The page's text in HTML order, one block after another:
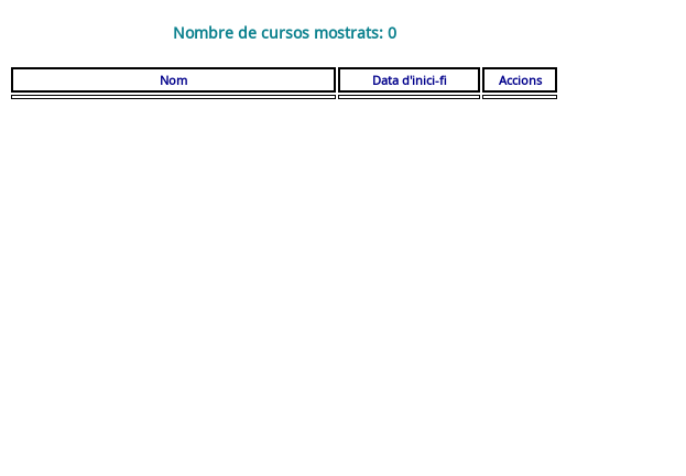
Nombre de cursos mostrats: 0
Nom Data d'inici-fi Accions